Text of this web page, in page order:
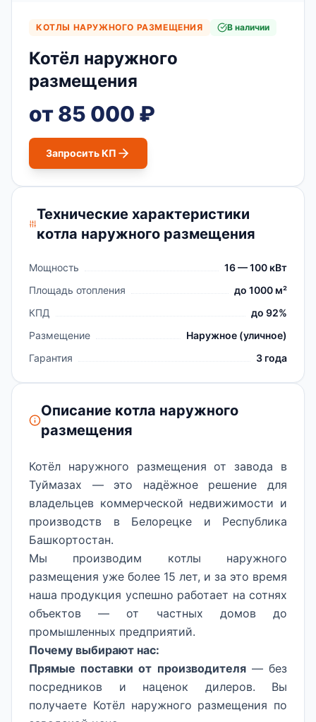
КОТЛЫ НАРУЖНОГО РАЗМЕЩЕНИЯ В наличии
Котёл наружного
размещения
от 85 000 ₽
Запросить КП
Технические характеристики
котла наружного размещения
Мощность
16 — 100 кВт
Площадь отопления
до 1000 м²
КПД
до 92%
Размещение
Наружное (уличное)
Гарантия
3 года
Описание котла наружного
размещения
Котёл наружного размещения от завода в
Туймазах — это надёжное решение для
владельцев коммерческой недвижимости и
производств в Белорецке и Республика
Башкортостан.
Мы производим котлы наружного
размещения уже более 15 лет, и за это время
наша продукция успешно работает на сотнях
объектов — от частных домов до
промышленных предприятий.
Почему выбирают нас:
Прямые поставки от производителя— без
посредников и наценок дилеров. Вы
получаете Котёл наружного размещения по